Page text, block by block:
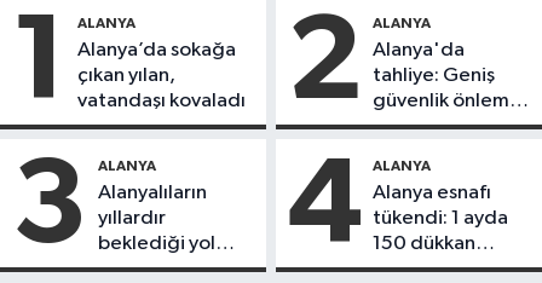
1 ALANYA
Alanya’da sokağa
çıkan yılan,
vatandaşı kovaladı
2 ALANYA
Alanya'da
tahliye: Geniş
güvenlik önlemi
alındı
3 ALANYA
Alanyalıların
yıllardır
beklediği yol
askıdan döndü
4 ALANYA
Alanya esnafı
tükendi: 1 ayda
150 dükkan
kapandı